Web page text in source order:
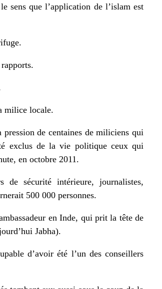
sens que l’application de l’islam est
milice locale.
de centaines de miliciens qui
exclus de la vie politique ceux qui
en octobre 2011.
de sécurité intérieure, journalistes,
500 000 personnes.
en Inde, qui prit la tête de
Jabha).
d’avoir été l’un des conseillers